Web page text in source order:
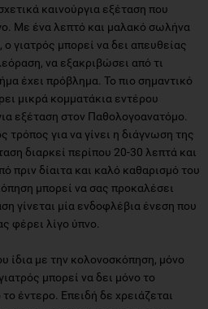
καινούργια εξέταση που
Με ένα λεπτό και μαλακό σωλήνα
γιατρός μπορεί να δει απευθείας
να εξακριβώσει από τι
έχει πρόβλημα. Το πιο σημαντικό
μικρά κομματάκια εντέρου
εξέταση στον Παθολογοανατόμο.
τρόπος για να γίνει η διάγνωση της
διαρκεί περίπου 20-30 λεπτά και
πριν δίαιτα και καλό καθαρισμό του
μπορεί να σας προκαλέσει
γίνεται μία ενδοφλέβια ένεση που
φέρει λίγο ύπνο.
ίδια με την κολονοσκόπηση, μόνο
μπορεί να δει μόνο το
έντερο. Επειδή δε χρειάζεται